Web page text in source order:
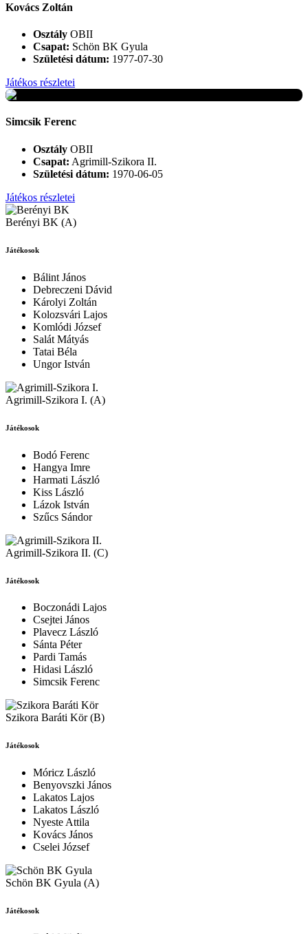
Kovács Zoltán
Osztály OBII
Csapat: Schön BK Gyula
Születési dátum: 1977-07-30
Játékos részletei
+
Simcsik Ferenc
Osztály OBII
Csapat: Agrimill-Szikora II.
Születési dátum: 1970-06-05
Játékos részletei
Berényi BK (A)
Játékosok
Bálint János
Debreczeni Dávid
Károlyi Zoltán
Kolozsvári Lajos
Komlódi József
Salát Mátyás
Tatai Béla
Ungor István
Agrimill-Szikora I. (A)
Játékosok
Bodó Ferenc
Hangya Imre
Harmati László
Kiss László
Lázok István
Szűcs Sándor
Agrimill-Szikora II. (C)
Játékosok
Boczonádi Lajos
Csejtei János
Plavecz László
Sánta Péter
Pardi Tamás
Hidasi László
Simcsik Ferenc
Szikora Baráti Kör (B)
Játékosok
Móricz László
Benyovszki János
Lakatos Lajos
Lakatos László
Nyeste Attila
Kovács János
Cselei József
Schön BK Gyula (A)
Játékosok